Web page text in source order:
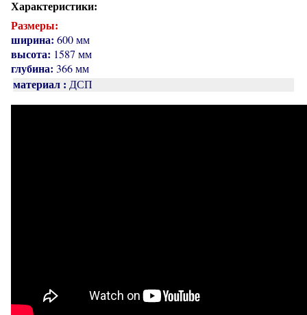
Характеристики:
Размеры:
ширина: 600 мм
высота: 1587 мм
глубина: 366 мм
материал : ДСП